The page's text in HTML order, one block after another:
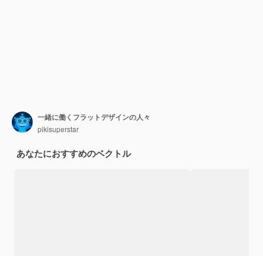
一緒に働くフラットデザインの人々
pikisuperstar
あなたにおすすめのベクトル